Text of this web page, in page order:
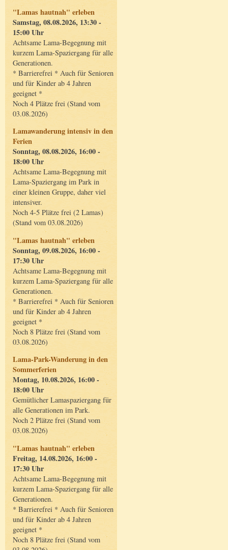
"Lamas hautnah" erleben
Samstag, 08.08.2026, 13:30 -
15:00 Uhr
Achtsame Lama-Begegnung mit
kurzem Lama-Spaziergang für alle
Generationen.
* Barrierefrei * Auch für Senioren
und für Kinder ab 4 Jahren
geeignet *
Noch 4 Plätze frei (Stand vom
03.08.2026)
Lamawanderung intensiv in den
Ferien
Sonntag, 08.08.2026, 16:00 -
18:00 Uhr
Achtsame Lama-Begegnung mit
Lama-Spaziergang im Park in
einer kleinen Gruppe, daher viel
intensiver.
Noch 4-5 Plätze frei (2 Lamas)
(Stand vom 03.08.2026)
"Lamas hautnah" erleben
Sonntag, 09.08.2026, 16:00 -
17:30 Uhr
Achtsame Lama-Begegnung mit
kurzem Lama-Spaziergang für alle
Generationen.
* Barrierefrei * Auch für Senioren
und für Kinder ab 4 Jahren
geeignet *
Noch 8 Plätze frei (Stand vom
03.08.2026)
Lama-Park-Wanderung in den
Sommerferien
Montag, 10.08.2026, 16:00 -
18:00 Uhr
Gemütlicher Lamaspaziergang für
alle Generationen im Park.
Noch 2 Plätze frei (Stand vom
03.08.2026)
"Lamas hautnah" erleben
Freitag, 14.08.2026, 16:00 -
17:30 Uhr
Achtsame Lama-Begegnung mit
kurzem Lama-Spaziergang für alle
Generationen.
* Barrierefrei * Auch für Senioren
und für Kinder ab 4 Jahren
geeignet *
Noch 8 Plätze frei (Stand vom